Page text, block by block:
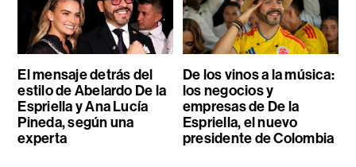
El mensaje detrás del
estilo de Abelardo De la
Espriella y Ana Lucía
Pineda, según una
experta
De los vinos a la música:
los negocios y
empresas de De la
Espriella, el nuevo
presidente de Colombia